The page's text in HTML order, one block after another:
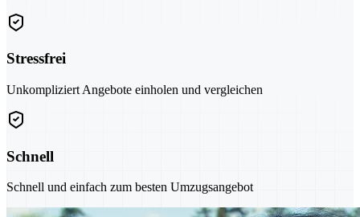
Stressfrei
Unkompliziert Angebote einholen und vergleichen
Schnell
Schnell und einfach zum besten Umzugsangebot